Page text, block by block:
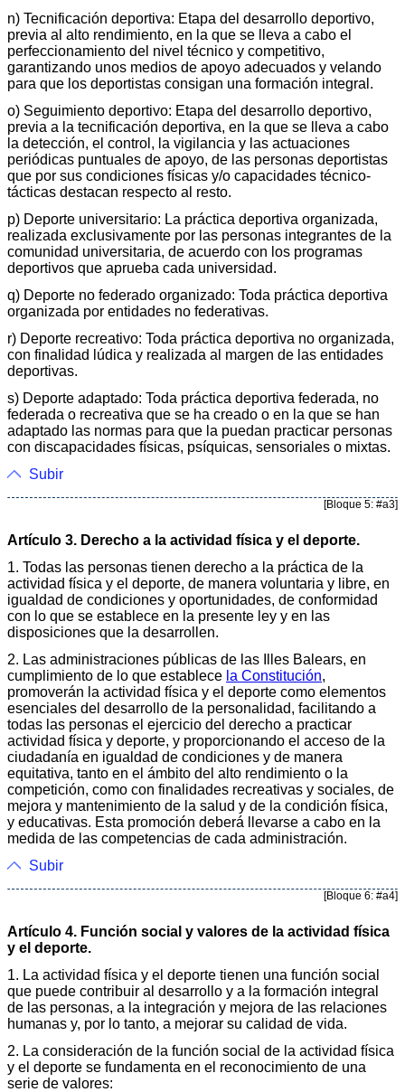
n) Tecnificación deportiva: Etapa del desarrollo deportivo,
previa al alto rendimiento, en la que se lleva a cabo el
perfeccionamiento del nivel técnico y competitivo,
garantizando unos medios de apoyo adecuados y velando
para que los deportistas consigan una formación integral.
o) Seguimiento deportivo: Etapa del desarrollo deportivo,
previa a la tecnificación deportiva, en la que se lleva a cabo
la detección, el control, la vigilancia y las actuaciones
periódicas puntuales de apoyo, de las personas deportistas
que por sus condiciones físicas y/o capacidades técnico-
tácticas destacan respecto al resto.
p) Deporte universitario: La práctica deportiva organizada,
realizada exclusivamente por las personas integrantes de la
comunidad universitaria, de acuerdo con los programas
deportivos que aprueba cada universidad.
q) Deporte no federado organizado: Toda práctica deportiva
organizada por entidades no federativas.
r) Deporte recreativo: Toda práctica deportiva no organizada,
con finalidad lúdica y realizada al margen de las entidades
deportivas.
s) Deporte adaptado: Toda práctica deportiva federada, no
federada o recreativa que se ha creado o en la que se han
adaptado las normas para que la puedan practicar personas
con discapacidades físicas, psíquicas, sensoriales o mixtas.
Subir
[Bloque 5: #a3]
Artículo 3. Derecho a la actividad física y el deporte.
1. Todas las personas tienen derecho a la práctica de la
actividad física y el deporte, de manera voluntaria y libre, en
igualdad de condiciones y oportunidades, de conformidad
con lo que se establece en la presente ley y en las
disposiciones que la desarrollen.
2. Las administraciones públicas de las Illes Balears, en
cumplimiento de lo que establece la Constitución,
promoverán la actividad física y el deporte como elementos
esenciales del desarrollo de la personalidad, facilitando a
todas las personas el ejercicio del derecho a practicar
actividad física y deporte, y proporcionando el acceso de la
ciudadanía en igualdad de condiciones y de manera
equitativa, tanto en el ámbito del alto rendimiento o la
competición, como con finalidades recreativas y sociales, de
mejora y mantenimiento de la salud y de la condición física,
y educativas. Esta promoción deberá llevarse a cabo en la
medida de las competencias de cada administración.
Subir
[Bloque 6: #a4]
Artículo 4. Función social y valores de la actividad física
y el deporte.
1. La actividad física y el deporte tienen una función social
que puede contribuir al desarrollo y a la formación integral
de las personas, a la integración y mejora de las relaciones
humanas y, por lo tanto, a mejorar su calidad de vida.
2. La consideración de la función social de la actividad física
y el deporte se fundamenta en el reconocimiento de una
serie de valores: